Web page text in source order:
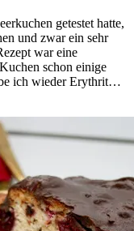
getestet hatte,
und zwar ein sehr
war eine
schon einige
ich wieder Erythrit…